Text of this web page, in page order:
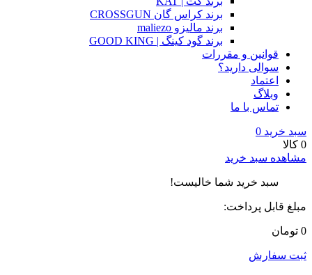
برند کراس گان CROSSGUN
برند مالیزو maliezo
برند گود کینگ | GOOD KING
قوانین و مقررات
سوالی دارید؟
اعتماد
وبلاگ
تماس با ما
سبد خرید 0
0 کالا
مشاهده سبد خرید
سبد خرید شما خالیست!
مبلغ قابل پرداخت:
0 تومان
ثبت سفارش